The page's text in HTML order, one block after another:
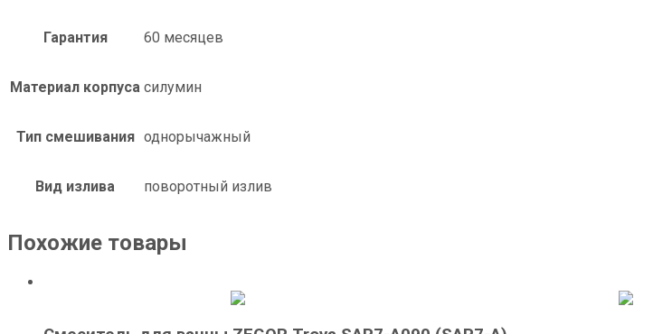
Гарантия 60 месяцев
Материал корпуса силумин
Тип смешивания однорычажный
Вид излива поворотный излив
Похожие товары